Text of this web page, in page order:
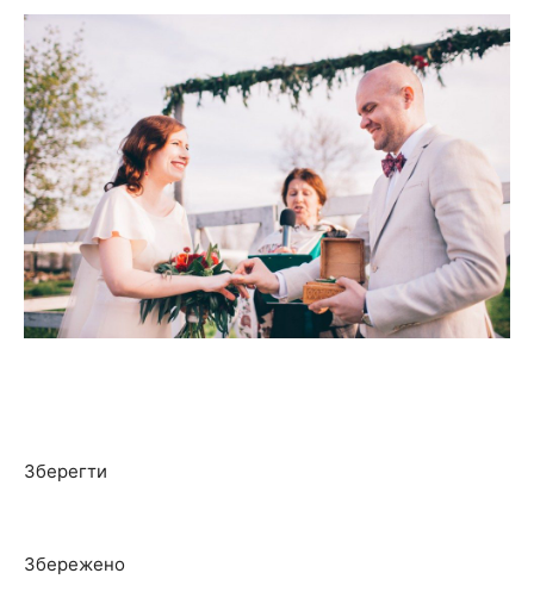
Зберегти
Збережено